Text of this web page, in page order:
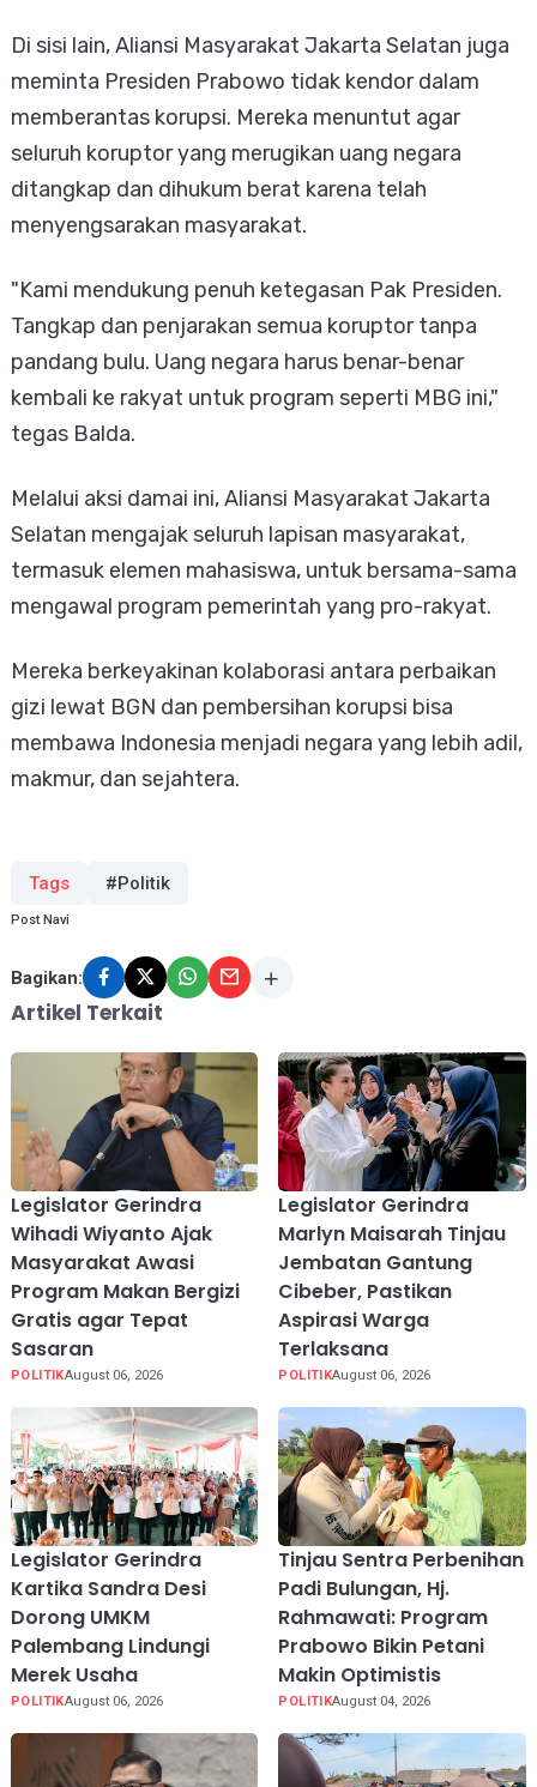
​Di sisi lain, Aliansi Masyarakat Jakarta Selatan juga
meminta Presiden Prabowo tidak kendor dalam
memberantas korupsi. Mereka menuntut agar
seluruh koruptor yang merugikan uang negara
ditangkap dan dihukum berat karena telah
menyengsarakan masyarakat.
​"Kami mendukung penuh ketegasan Pak Presiden.
Tangkap dan penjarakan semua koruptor tanpa
pandang bulu. Uang negara harus benar-benar
kembali ke rakyat untuk program seperti MBG ini,"
tegas Balda.
​Melalui aksi damai ini, Aliansi Masyarakat Jakarta
Selatan mengajak seluruh lapisan masyarakat,
termasuk elemen mahasiswa, untuk bersama-sama
mengawal program pemerintah yang pro-rakyat.
Mereka berkeyakinan kolaborasi antara perbaikan
gizi lewat BGN dan pembersihan korupsi bisa
membawa Indonesia menjadi negara yang lebih adil,
makmur, dan sejahtera.
Tags #Politik
Post Navi
Bagikan:
Artikel Terkait
Legislator Gerindra
Wihadi Wiyanto Ajak
Masyarakat Awasi
Program Makan Bergizi
Gratis agar Tepat
Sasaran
POLITIKAugust 06, 2026
Legislator Gerindra
Marlyn Maisarah Tinjau
Jembatan Gantung
Cibeber, Pastikan
Aspirasi Warga
Terlaksana
POLITIKAugust 06, 2026
Legislator Gerindra
Kartika Sandra Desi
Dorong UMKM
Palembang Lindungi
Merek Usaha
POLITIKAugust 06, 2026
Tinjau Sentra Perbenihan
Padi Bulungan, Hj.
Rahmawati: Program
Prabowo Bikin Petani
Makin Optimistis
POLITIKAugust 04, 2026